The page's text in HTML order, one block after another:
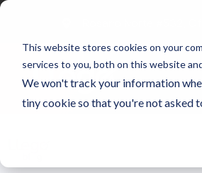
This website stores cookies on your
services to you, both on this website
We won't track your information
tiny cookie so that you're not asked